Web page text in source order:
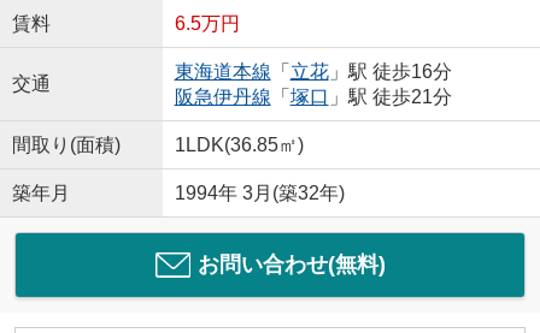
賃料 6.5万円
交通
東海道本線 「 立花」駅 徒歩16分
阪急伊丹線 「 塚口 」駅 徒歩21分
間取り(面積) 1LDK(36.85㎡)
築年月 1994年 3月(築32年)
お問い合わせ(無料)